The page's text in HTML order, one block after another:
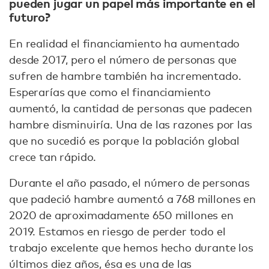
futuro?
En realidad el financiamiento ha aumentado
desde 2017, pero el número de personas que
sufren de hambre también ha incrementado.
Esperarías que como el financiamiento
aumentó, la cantidad de personas que padecen
hambre disminuiría. Una de las razones por las
que no sucedió es porque la población global
crece tan rápido.
Durante el año pasado, el número de personas
que padeció hambre aumentó a 768 millones en
2020 de aproximadamente 650 millones en
2019. Estamos en riesgo de perder todo el
trabajo excelente que hemos hecho durante los
últimos diez años, ésa es una de las